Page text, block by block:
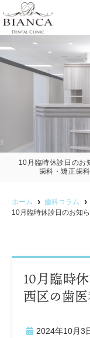
10月臨時休診日のお
歯科・矯正歯
ホーム 歯科コラム
10月臨時休診日のお知
10月臨時
西区の歯
2024年10月3